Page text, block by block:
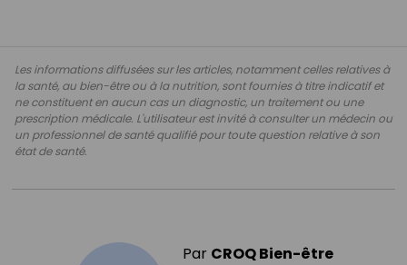
Les informations diffusées sur les articles, notamment celles relatives à
la santé, au bien-être ou à la nutrition, sont fournies à titre indicatif et
ne constituent en aucun cas un diagnostic, un traitement ou une
prescription médicale. L'utilisateur est invité à consulter un médecin ou
un professionnel de santé qualifié pour toute question relative à son
état de santé.
Par CROQ Bien-être